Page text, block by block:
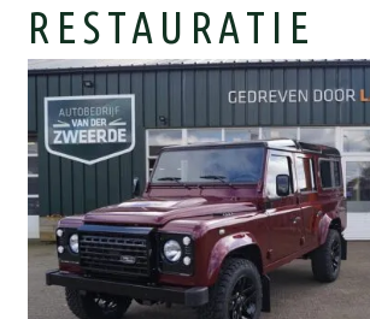
RESTAURATIE